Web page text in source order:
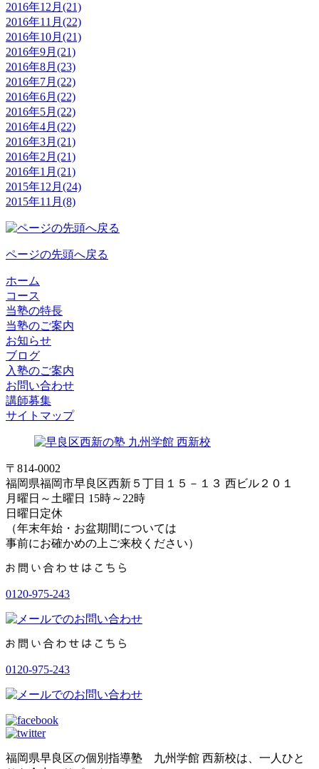
2016年12月(21)
2016年11月(22)
2016年10月(21)
2016年9月(21)
2016年8月(23)
2016年7月(22)
2016年6月(22)
2016年5月(22)
2016年4月(22)
2016年3月(21)
2016年2月(21)
2016年1月(21)
2015年12月(24)
2015年11月(8)
ページの先頭へ戻る
ホーム
コース
当塾の特長
当塾のご案内
お知らせ
ブログ
入塾のご案内
お問い合わせ
講師募集
サイトマップ
〒814-0002
福岡県福岡市早良区西新５丁目１５－１３ 西ビル２０１
月曜日～土曜日 15時～22時
日曜日定休
（年末年始・お盆期間については
事前にお確かめの上ご来校ください）
0120-975-243
0120-975-243
福岡県早良区の個別指導塾 九州学館 西新校は、一人ひと